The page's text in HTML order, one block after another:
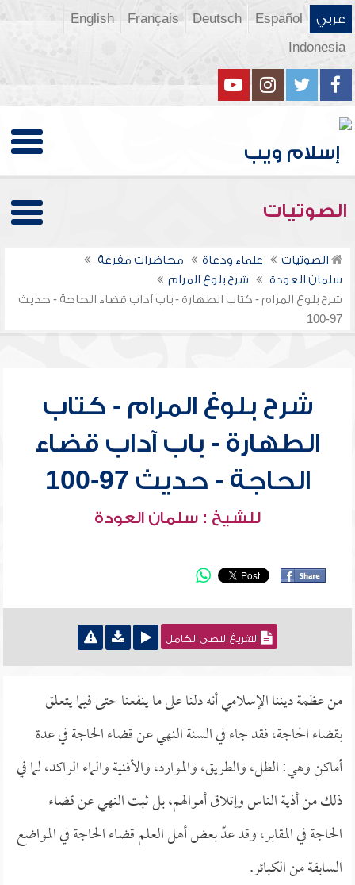
عربي Español
Deutsch
Français
English
Indonesia
الصوتيات
الصوتيات علماء ودعاة
محاضرات مفرغة
سلمان العودة
شرح بلوغ المرام
شرح بلوغ المرام - كتاب الطهارة - باب آداب قضاء الحاجة - حديث
97-100
شرح بلوغ المرام - كتاب
الطهارة - باب آداب قضاء
الحاجة - حديث 97-100
للشيخ : سلمان العودة
التفريغ النصي الكامل
من عظمة ديننا الإسلامي أنه دلنا على ما ينفعنا حتى فيما يتعلق
بقضاء الحاجة، فقد جاء في السنة النهي عن قضاء الحاجة في عدة
أماكن وهي: الظل، والطريق، والموارد، والأفنية والماء الراكد، لما في
ذلك من أذية الناس وإتلاق أموالهم، بل ثبت النهي عن قضاء
الحاجة في المقابر، وقد عدّ بعض أهل العلم قضاء الحاجة في المواضع
السابقة من الكبائر.